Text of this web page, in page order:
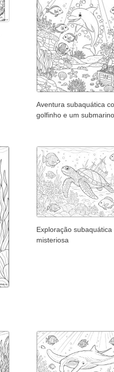
Aventura subaquática
golfinho e um submarino
Exploração subaquática
misteriosa